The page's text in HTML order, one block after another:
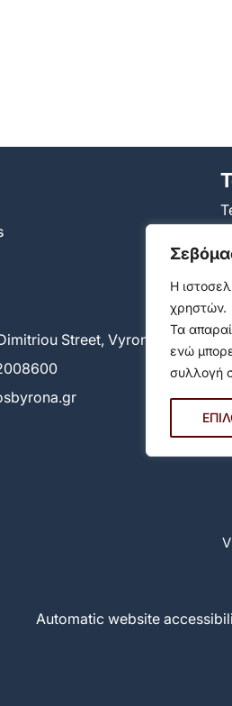
Η
χρηστών.
Τα
ενώ
συλλογή
Street, Vyronas 16233
Automatic website